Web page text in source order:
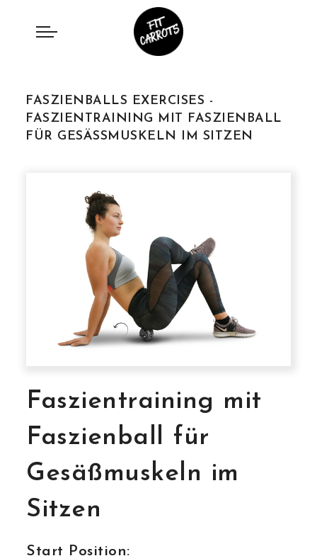
FASZIENBALLS EXERCISES -
FASZIENTRAINING MIT FASZIENBALL
FÜR GESÄSSMUSKELN IM SITZEN
Faszientraining mit
Faszienball für
Gesäßmuskeln im
Sitzen
Start Position: